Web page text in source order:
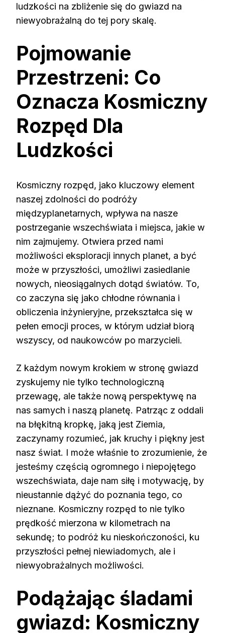
ludzkości na zbliżenie się do gwiazd na
niewyobrażalną do tej pory skalę.
Pojmowanie
Przestrzeni: Co
Oznacza Kosmiczny
Rozpęd Dla
Ludzkości
Kosmiczny rozpęd, jako kluczowy element
naszej zdolności do podróży
międzyplanetarnych, wpływa na nasze
postrzeganie wszechświata i miejsca, jakie w
nim zajmujemy. Otwiera przed nami
możliwości eksploracji innych planet, a być
może w przyszłości, umożliwi zasiedlanie
nowych, nieosiągalnych dotąd światów. To,
co zaczyna się jako chłodne równania i
obliczenia inżynieryjne, przekształca się w
pełen emocji proces, w którym udział biorą
wszyscy, od naukowców po marzycieli.
Z każdym nowym krokiem w stronę gwiazd
zyskujemy nie tylko technologiczną
przewagę, ale także nową perspektywę na
nas samych i naszą planetę. Patrząc z oddali
na błękitną kropkę, jaką jest Ziemia,
zaczynamy rozumieć, jak kruchy i piękny jest
nasz świat. I może właśnie to zrozumienie, że
jesteśmy częścią ogromnego i niepojętego
wszechświata, daje nam siłę i motywację, by
nieustannie dążyć do poznania tego, co
nieznane. Kosmiczny rozpęd to nie tylko
prędkość mierzona w kilometrach na
sekundę; to podróż ku nieskończoności, ku
przyszłości pełnej niewiadomych, ale i
niewyobrażalnych możliwości.
Podążając śladami
gwiazd: Kosmiczny